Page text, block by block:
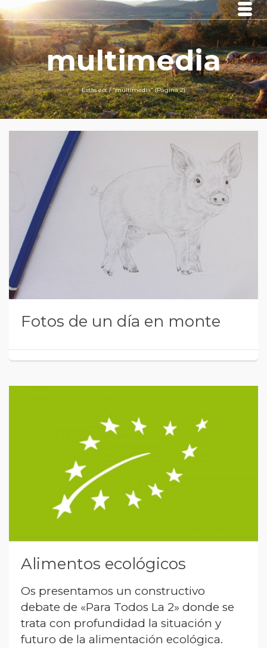
multimedia
Estás en:/“multimedia“(Página 2)
Fotos de un día en monte
Alimentos ecológicos
Os presentamos un constructivo
debate de «Para Todos La 2» donde se
trata con profundidad la situación y
futuro de la alimentación ecológica.